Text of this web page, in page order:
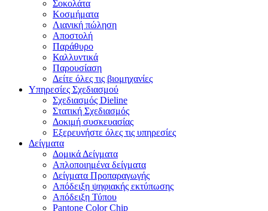
Σοκολάτα
Κοσμήματα
Λιανική πώληση
Αποστολή
Παράθυρο
Καλλυντικά
Παρουσίαση
Δείτε όλες τις βιομηχανίες
Υπηρεσίες Σχεδιασμού
Σχεδιασμός Dieline
Στατική Σχεδιασμός
Δοκιμή συσκευασίας
Εξερευνήστε όλες τις υπηρεσίες
Δείγματα
Δομικά Δείγματα
Απλοποιημένα δείγματα
Δείγματα Προπαραγωγής
Απόδειξη ψηφιακής εκτύπωσης
Απόδειξη Τύπου
Pantone Color Chip